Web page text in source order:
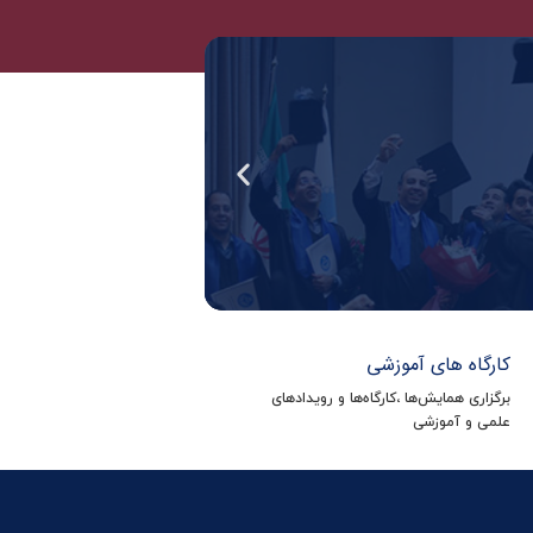
کارگاه های آموزشی
برگزاری همایش‌ها ،کارگاه‌ها و رویدادهای
علمی و آموزشی